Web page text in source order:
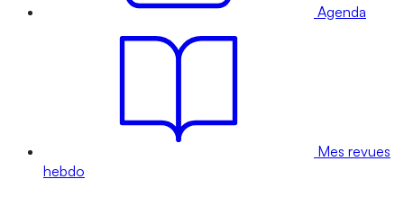
Agenda
Mes revues
hebdo